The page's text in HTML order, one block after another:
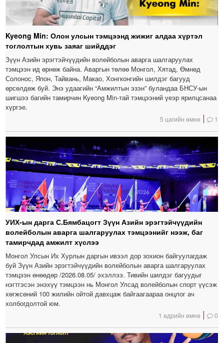
Kyeong Min: Олон улсын тэмцээнд жижиг алдаа хүртэл
тоглолтын хувь заяаг шийддэг
Зүүн Азийн эрэгтэйчүүдийн волейболын аварга шалгаруулах
тэмцээн ид өрнөж байна. Аваргын төлөө Монгол, Хятад, Өмнөд
Солонос, Япон, Тайвань, Макао, Хонгконгийн шилдэг багууд
өрсөлдөж буй. Энэ удаагийн “Амжилтын эзэн” буландаа БНСУ-ын
шигшээ багийн тамирчин Kyeong Min-тай тэмцээний үеэр ярилцсанаа
хүргэе.
5 цагийн өмнө 1
УИХ-ын дарга С.Бямбацогт Зүүн Азийн эрэгтэйчүүдийн
волейболын аварга шалгаруулах тэмцээнийг нээж, баг
тамирчдад амжилт хүслээ
Монгол Улсын Их Хурлын даргын ивээл дор зохион байгуулагдаж
буй Зүүн Азийн эрэгтэйчүүдийн волейболын аварга шалгаруулах
тэмцээн өнөөдөр /2026.08.05/ эхэллээ. Тивийн шилдэг багуудыг
нэгтгэсэн энэхүү тэмцээн нь Монгол Улсад волейболын спорт үүсэж
хөгжсөний 100 жилийн ойтой давхцаж байгаагаараа онцлог ач
холбогдолтой юм.
1 өдрийн өмнө 0